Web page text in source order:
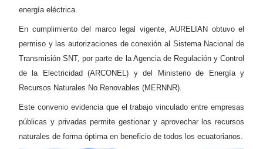
energía eléctrica.
En cumplimiento del marco legal vigente, AURELIAN obtuvo el
permiso y las autorizaciones de conexión al Sistema Nacional de
Transmisión SNT, por parte de la Agencia de Regulación y Control
de la Electricidad (ARCONEL) y del Ministerio de Energía y
Recursos Naturales No Renovables (MERNNR).
Este convenio evidencia que el trabajo vinculado entre empresas
públicas y privadas permite gestionar y aprovechar los recursos
naturales de forma óptima en beneficio de todos los ecuatorianos.